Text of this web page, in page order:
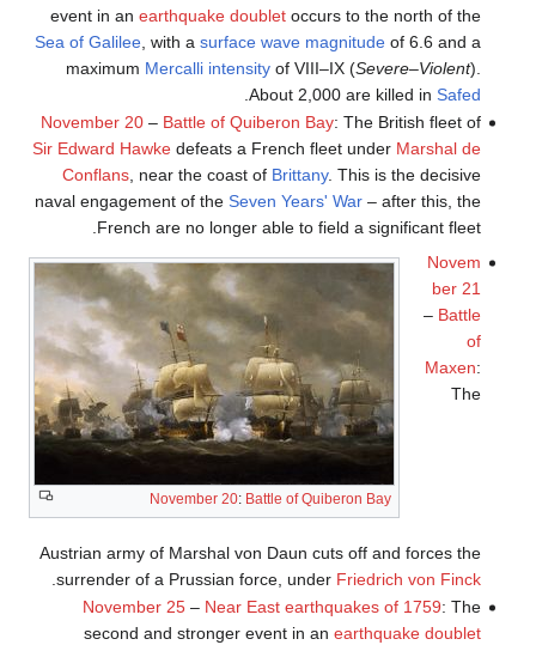
event in an earthquake doubletoccurs to the north of the
Sea of Galilee, with a surface wave magnitudeof 6.6 and a
maximum Mercalli intensityof VIII–IX (Severe–Violent).
About 2,000 are killed in Safed
November 20– Battle of Quiberon Bay: The British fleet of
Sir Edward Hawkedefeats a French fleet under Marshal de
Conflans, near the coast of Brittany. This is the decisive
naval engagement of the Seven Years' War– after this, the
French are no longer able to field a significant fleet.
November 20: Battle of Quiberon Bay
Novem
ber 21
– Battle
of
Maxen:
The
Austrian army of Marshal von Daun cuts off and forces the
surrender of a Prussian force, under Friedrich von Finck
November 25– Near East earthquakes of 1759: The
second and stronger event in an earthquake doublet